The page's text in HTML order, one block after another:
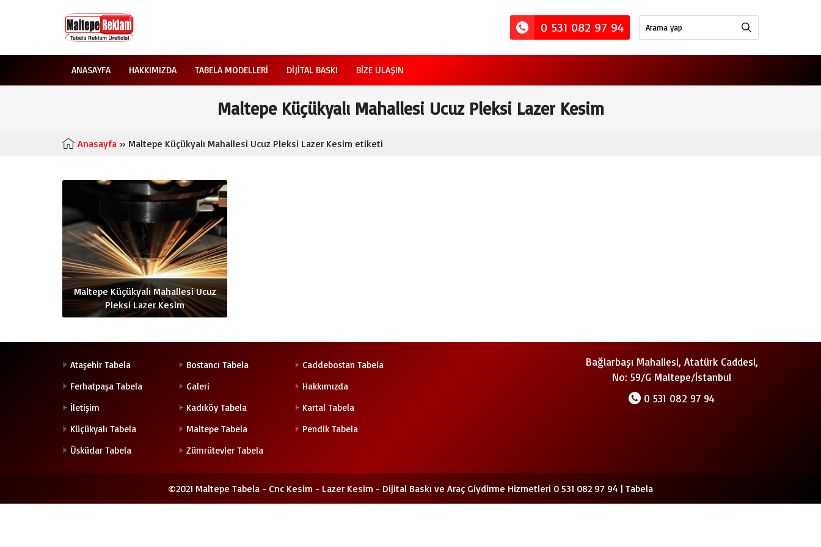
0 531 082 97 94
ANASAYFA HAKKIMIZDA TABELA MODELLERI DIJITAL BASKI BIZE ULAŞIN
Maltepe Küçükyalı Mahallesi Ucuz Pleksi Lazer Kesim
Anasayfa » Maltepe Küçükyalı Mahallesi Ucuz Pleksi Lazer Kesim etiketi
Maltepe Küçükyalı Mahallesi Ucuz
Pleksi Lazer Kesim
Ataşehir Tabela Bostancı Tabela
Caddebostan Tabela
Ferhatpaşa Tabela
Galeri
Hakkımızda
İletişim
Kadıköy Tabela
Kartal Tabela
Küçükyalı Tabela
Maltepe Tabela
Pendik Tabela
Üsküdar Tabela
Zümrütevler Tabela
Bağlarbaşı Mahallesi, Atatürk Caddesi,
No: 59/G Maltepe/İstanbul
0 531 082 97 94
©2021 Maltepe Tabela - Cnc Kesim - Lazer Kesim - Dijital Baskı ve Araç Giydirme Hizmetleri 0 531 082 97 94 | Tabela